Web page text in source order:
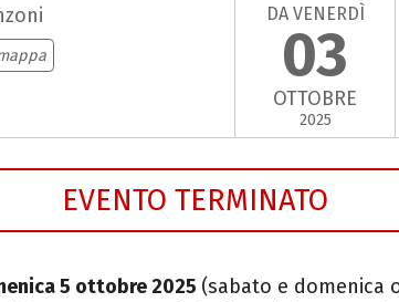
DA VENERDÌ
03
OTTOBRE
2025
EVENTO TERMINATO
5 ottobre 2025 (sabato e domenica